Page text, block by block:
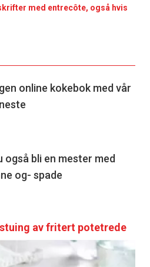
med entrecôte, også hvis
online kokebok med vår
også bli en mester med
og- spade
av fritert potetrede